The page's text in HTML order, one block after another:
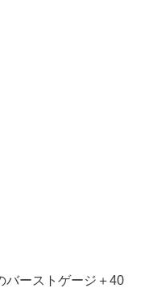
バーストゲージ＋40